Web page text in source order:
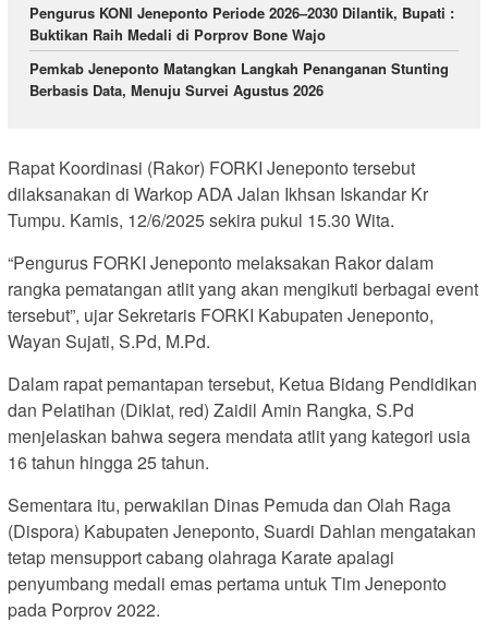
Pengurus KONI Jeneponto Periode 2026–2030 Dilantik, Bupati :
Buktikan Raih Medali di Porprov Bone Wajo
Pemkab Jeneponto Matangkan Langkah Penanganan Stunting
Berbasis Data, Menuju Survei Agustus 2026
Rapat Koordinasi (Rakor) FORKI Jeneponto tersebut
dilaksanakan di Warkop ADA Jalan Ikhsan Iskandar Kr
Tumpu. Kamis, 12/6/2025 sekira pukul 15.30 Wita.
“Pengurus FORKI Jeneponto melaksakan Rakor dalam
rangka pematangan atlit yang akan mengikuti berbagai event
tersebut”, ujar Sekretaris FORKI Kabupaten Jeneponto,
Wayan Sujati, S.Pd, M.Pd.
Dalam rapat pemantapan tersebut, Ketua Bidang Pendidikan
dan Pelatihan (Diklat, red) Zaidil Amin Rangka, S.Pd
menjelaskan bahwa segera mendata atlit yang kategori usia
16 tahun hingga 25 tahun.
Sementara itu, perwakilan Dinas Pemuda dan Olah Raga
(Dispora) Kabupaten Jeneponto, Suardi Dahlan mengatakan
tetap mensupport cabang olahraga Karate apalagi
penyumbang medali emas pertama untuk Tim Jeneponto
pada Porprov 2022.